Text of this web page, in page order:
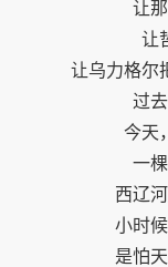
让
让
让乌力格尔
过
今天
一
西辽
小时
是怕